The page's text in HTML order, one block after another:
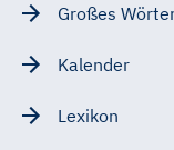
Großes
Kalender
Lexikon